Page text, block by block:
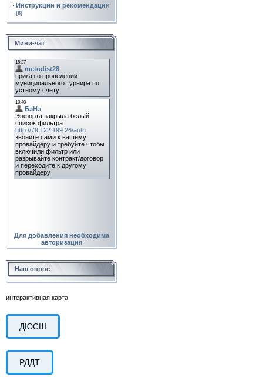
Инструкции и рекомендации
[8]
Мини-чат
Для добавления необходима
авторизация
Наш опрос
интерактивная карта
ДЮСШ
РДДТ